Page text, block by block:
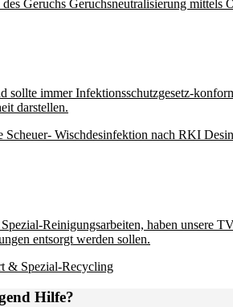
Geruchs Geruchsneutralisierung mittels
sollte immer Infektionsschutzgesetz-
darstellen.
Scheuer- Wischdesinfektion nach RKI
Reinigungsarbeiten, haben unsere
entsorgt werden sollen.
& Spezial-Recycling
Hilfe?